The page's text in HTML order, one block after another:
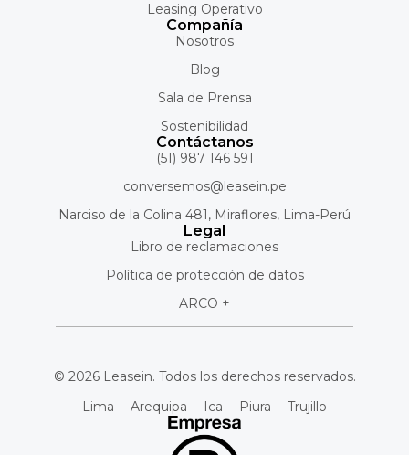
Leasing Operativo
Compañía
Nosotros
Blog
Sala de Prensa
Sostenibilidad
Contáctanos
(51) 987 146 591
conversemos@leasein.pe
Narciso de la Colina 481, Miraflores, Lima-Perú
Legal
Libro de reclamaciones
Política de protección de datos
ARCO +
© 2026 Leasein. Todos los derechos reservados.
Lima
Arequipa Ica Piura Trujillo